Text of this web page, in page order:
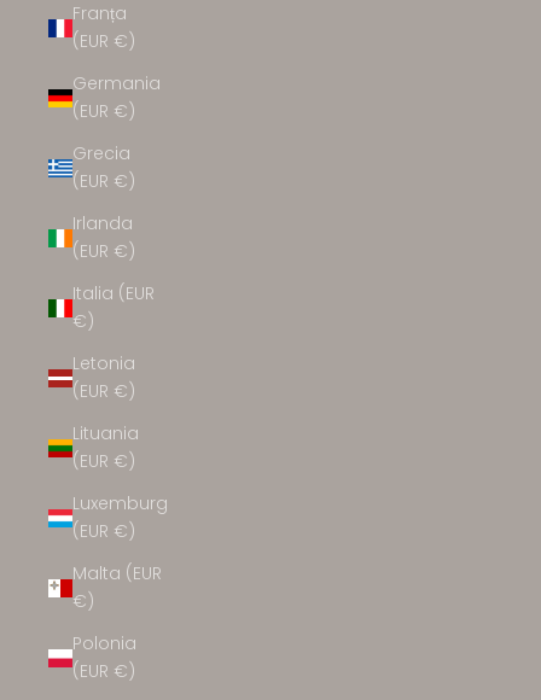
Franța
(EUR €)
Germania
(EUR €)
Grecia
(EUR €)
Irlanda
(EUR €)
Italia (EUR
€)
Letonia
(EUR €)
Lituania
(EUR €)
Luxemburg
(EUR €)
Malta (EUR
€)
Polonia
(EUR €)